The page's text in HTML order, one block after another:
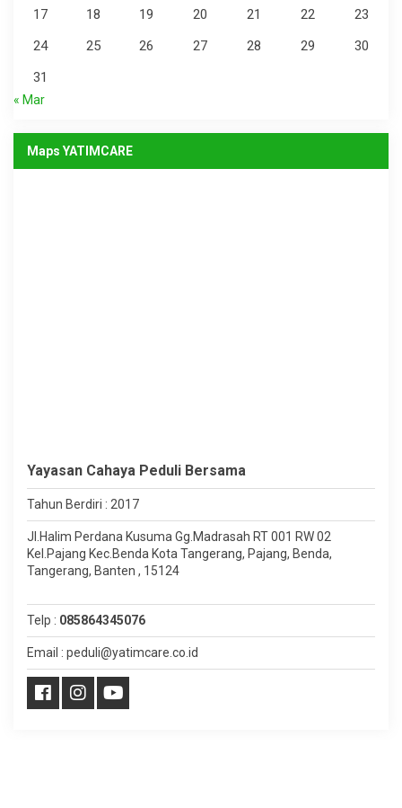
17
18 19 20 21 22
23
24
25 26 27 28 29
30
31
« Mar
Maps YATIMCARE
Yayasan Cahaya Peduli Bersama
Tahun Berdiri : 2017
Jl.Halim Perdana Kusuma Gg.Madrasah RT 001 RW 02
Kel.Pajang Kec.Benda Kota Tangerang, Pajang, Benda,
Tangerang, Banten , 15124
Telp : 085864345076
Email : peduli@yatimcare.co.id